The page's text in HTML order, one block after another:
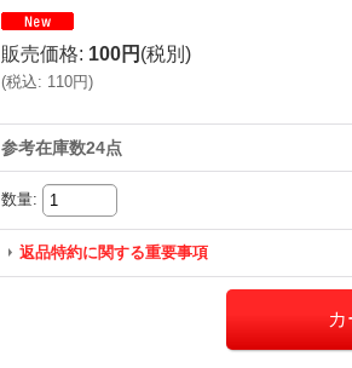
販売価格: 100円 (税別)
(税込: 110円)
参考在庫数24点
数量:
返品特約に関する重要事項